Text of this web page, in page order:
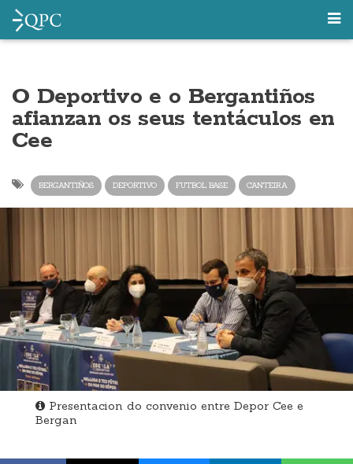
O Deportivo e o Bergantiños
afianzan os seus tentáculos en
Cee
BERGANTIÑOS DEPORTIVO FUTBOL BASE CANTEIRA
Presentacion do convenio entre Depor Cee e
Bergan